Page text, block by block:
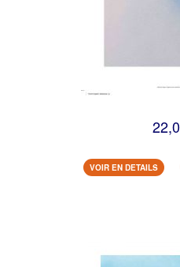
VOIR EN DETAILS